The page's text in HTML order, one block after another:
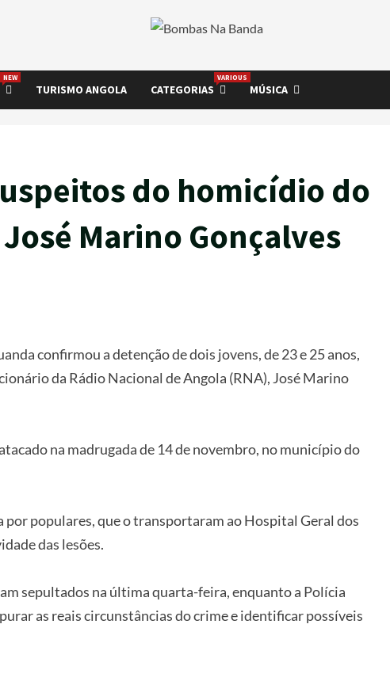
NEW
TURISMO ANGOLA CATEGORIAS
VARIOUS
MÚSICA
do homicídio do
Marino Gonçalves
confirmou a detenção de dois jovens, de 23 e 25 anos,
da Rádio Nacional de Angola (RNA), José Marino
na madrugada de 14 de novembro, no município do
populares, que o transportaram ao Hospital Geral dos
das lesões.
sepultados na última quarta-feira, enquanto a Polícia
as reais circunstâncias do crime e identificar possíveis